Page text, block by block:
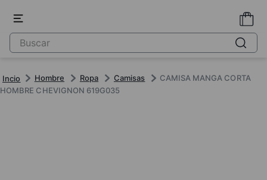
Hombre Ropa Camisas
CAMISA MANGA CORTA
HOMBRE CHEVIGNON 619G035